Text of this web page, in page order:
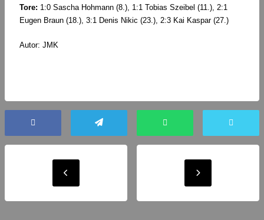
Tore: 1:0 Sascha Hohmann (8.), 1:1 Tobias Szeibel (11.), 2:1
Eugen Braun (18.), 3:1 Denis Nikic (23.), 2:3 Kai Kaspar (27.)
Autor: JMK